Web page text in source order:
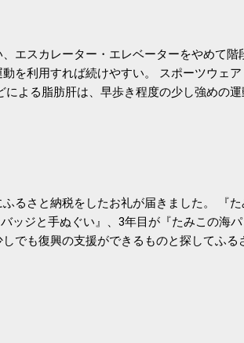
エスカレーター・エレベーターをやめて
を利用すれば続けやすい。 スポーツウェ
よる脂肪肝は、早歩き程度の少し強めの運
体重は減らなくても効果があるという。 正
している。 脂肪肝、毎日３０分の早歩き
るさと納税をしたお礼が届きました。 『
ッジと手ぬぐい』、3年目が『たみこの海
でも復興の支援ができるものと探してふる
もあって始めたのですが、節税になるほど